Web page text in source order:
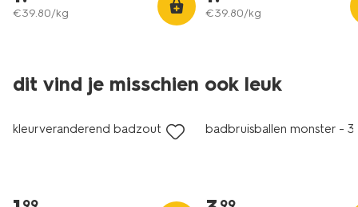
€39.80/kg €39.80/kg
dit vind je misschien ook leuk
2+1 gratis
kleurveranderend badzout 50g
2+1 gratis
badbruisballen monster - 3